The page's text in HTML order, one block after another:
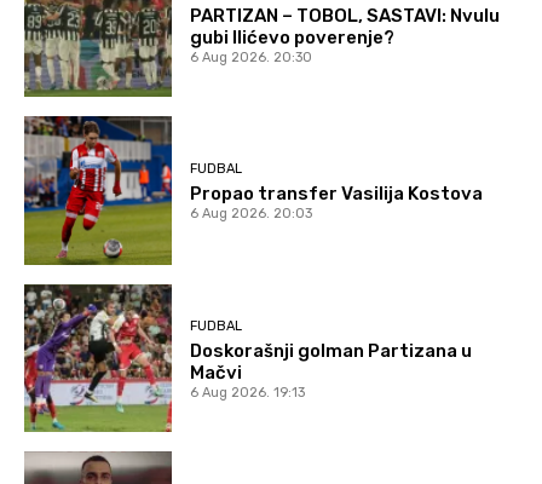
PARTIZAN – TOBOL, SASTAVI: Nvulu
gubi Ilićevo poverenje?
6 Aug 2026. 20:30
FUDBAL
Propao transfer Vasilija Kostova
6 Aug 2026. 20:03
FUDBAL
Doskorašnji golman Partizana u
Mačvi
6 Aug 2026. 19:13